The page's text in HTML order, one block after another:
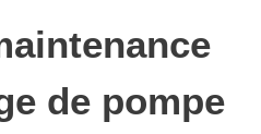
de pompe